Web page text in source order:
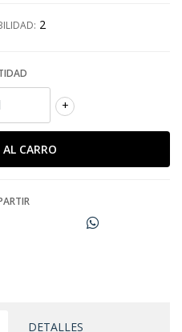
2
+
DETALLES